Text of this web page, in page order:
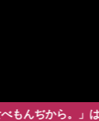
。」はこちらから